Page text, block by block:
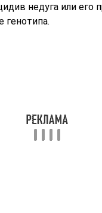
уборку и немного